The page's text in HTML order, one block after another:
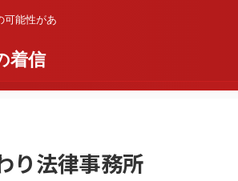
可能性があ
着信
り法律事務所